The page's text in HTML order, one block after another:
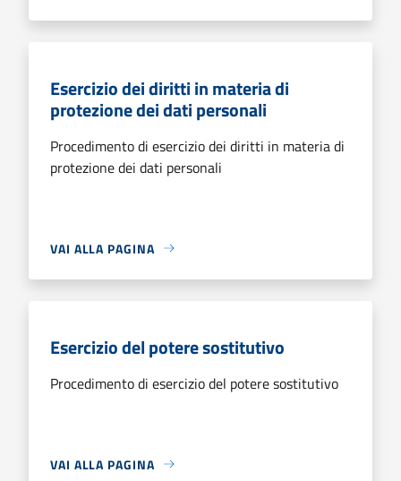
Esercizio dei diritti in materia di
protezione dei dati personali
Procedimento di esercizio dei diritti in materia di
protezione dei dati personali
VAI ALLA PAGINA
Esercizio del potere sostitutivo
Procedimento di esercizio del potere sostitutivo
VAI ALLA PAGINA